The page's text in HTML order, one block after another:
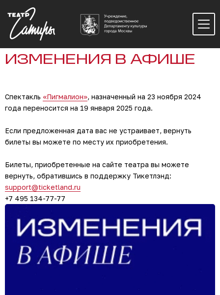
ИЗМЕНЕНИЯ В АФИШЕ
Спектакль «Пигмалион», назначенный на 23 ноября 2024
года переносится на 19 января 2025 года.
Если предложенная дата вас не устраивает, вернуть
билеты вы можете по месту их приобретения.
Билеты, приобретенные на сайте театра вы можете
вернуть, обратившись в поддержку Тикетлэнд:
support@ticketland.ru
+7 495 134-77-77